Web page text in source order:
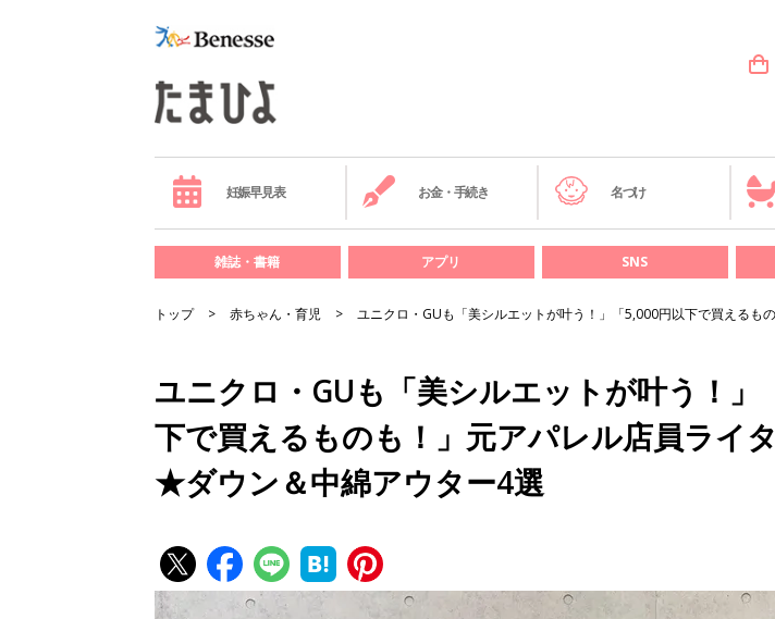
妊娠早見表 お金・手続き 名づけ
雑誌・書籍 アプリ SNS
トップ 赤ちゃん・育児 ユニクロ・GUも「美シルエットが叶う！」「5,000円以下で買える
ユニクロ・GUも「美シルエットが叶う！」
下で買えるものも！」元アパレル店員ライ
★ダウン＆中綿アウター4選